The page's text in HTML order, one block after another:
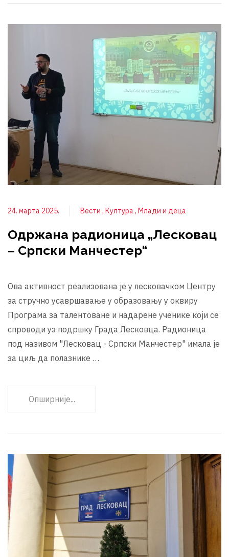
24. марта 2025. Вести Култура Млади и деца
Одржана радионица „Лесковац
– Српски Манчестер“
Ова активност реализована је у лесковачком Центру
за стручно усавршавање у образовању у оквиру
Програма за талентоване и надарене ученике који се
спроводи уз подршку Града Лесковца. Радионица
под називом "Лесковац - Српски Манчестер" имала је
за циљ да полазнике …
Опширније...